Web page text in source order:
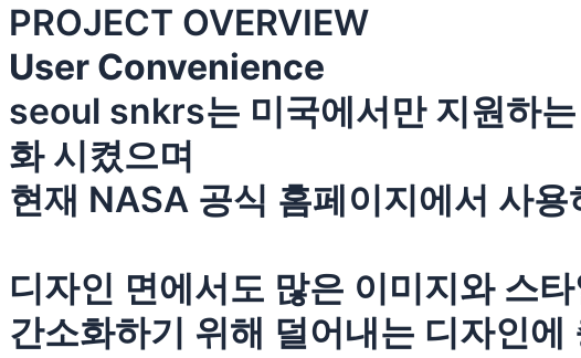
PROJECT OVERVIEW
User Convenience
seoul snkrs는 미국에서만 지원하
화 시켰으며
현재 NASA 공식 홈페이지에서 사
디자인 면에서도 많은 이미지와 스
간소화하기 위해 덜어내는 디자인에